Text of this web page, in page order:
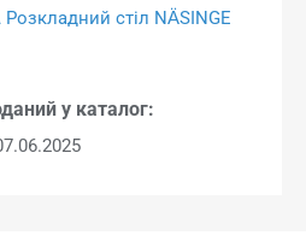
Розкладний стіл NÄSINGE
у каталог: